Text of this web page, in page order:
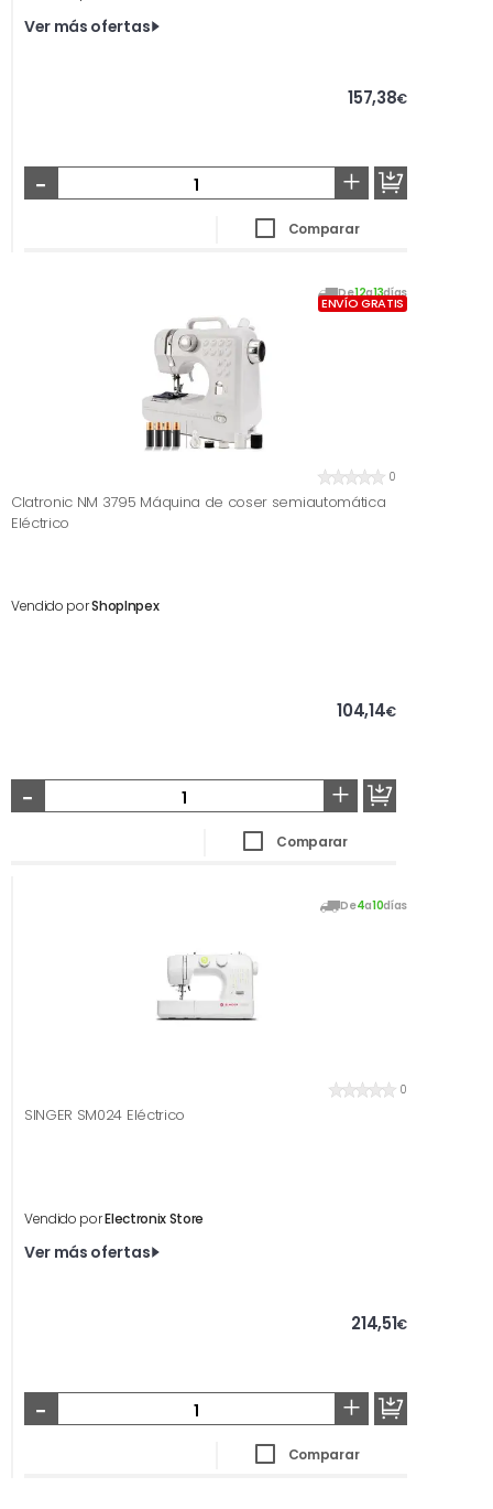
Ver más ofertas
157,38€
- +
Comparar
De12a13días
ENVÍO GRATIS
0
Clatronic NM 3795 Máquina de coser semiautomática
Eléctrico
Vendido porShopInpex
104,14€
- +
Comparar
De4a10días
0
SINGER SM024 Eléctrico
Vendido porElectronix Store
Ver más ofertas
214,51€
- +
Comparar